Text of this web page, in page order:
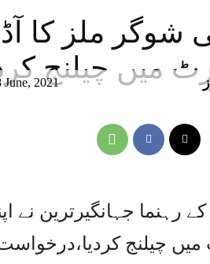
شوگر ملز کا
میں چیلنجJune, 2021
رہنما جہانگیرترین نے
میں چیلنج